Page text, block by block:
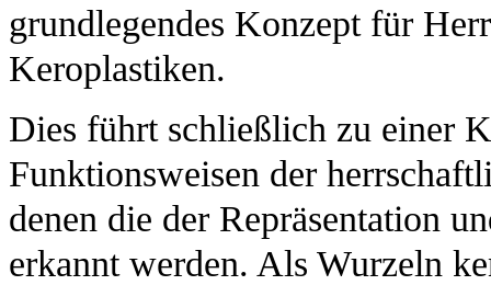
grundlegendes Konzept für
Keroplastiken.
Dies führt schließlich zu einer
Funktionsweisen der
denen die der Repräsentation
erkannt werden. Als Wurzeln